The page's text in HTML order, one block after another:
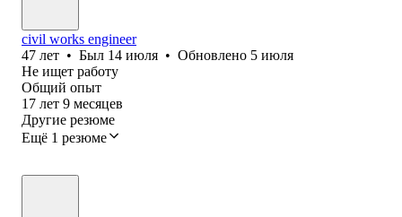
civil works engineer
47 лет • Был 14 июля • Обновлено 5 июля
Не ищет работу
Общий опыт
17 лет 9 месяцев
Другие резюме
Ещё 1 резюме